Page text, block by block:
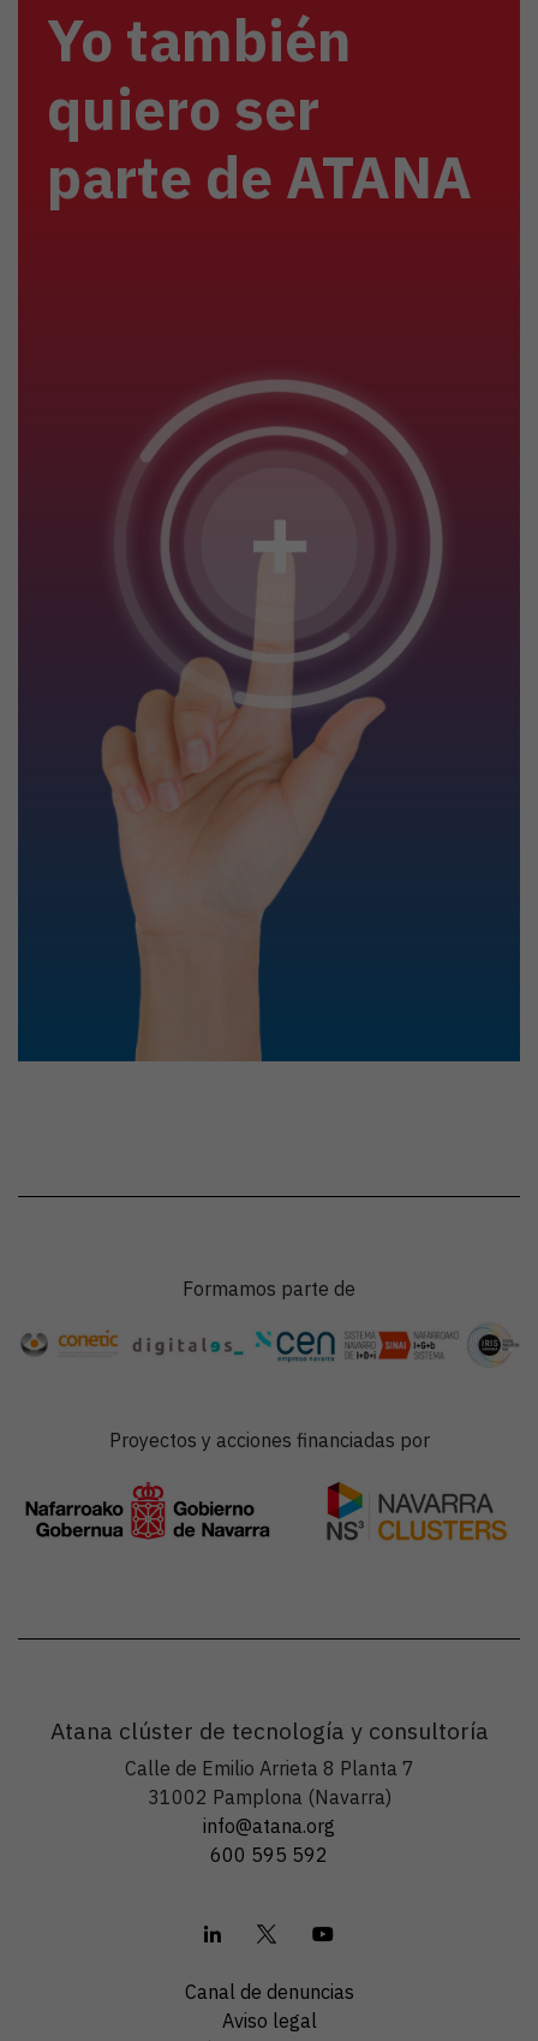
Yo también
quiero ser
parte de ATANA
Formamos parte de
Proyectos y acciones financiadas por
Atana clúster de tecnología y consultoría
Calle de Emilio Arrieta 8 Planta 7
31002 Pamplona (Navarra)
info@atana.org
600 595 592
Canal de denuncias
Aviso legal